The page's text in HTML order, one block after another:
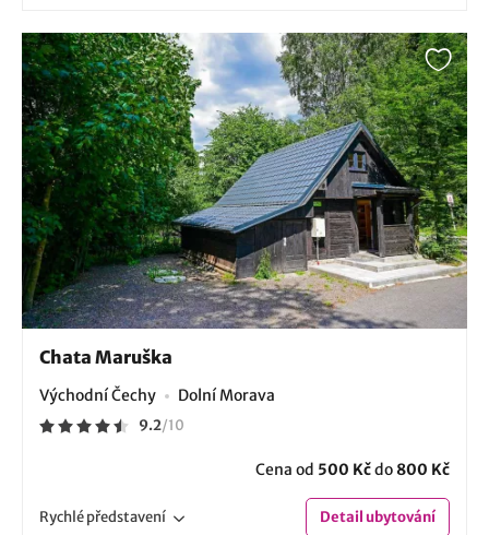
Chata Maruška
Východní Čechy Dolní Morava
9.2/10
Cena od 500 Kčdo 800 Kč
Rychlépředstavení Detailubytování